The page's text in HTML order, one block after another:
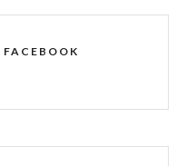
FACEBOOK